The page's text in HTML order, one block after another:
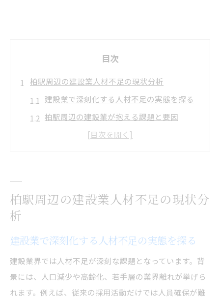
目次
柏駅周辺の建設業人材不足の現状分析
建設業で深刻化する人材不足の実態を探る
柏駅周辺の建設業が抱える課題と要因
建設業の人手不足が地域に及ぼす影響とは
建設業における労働力不足の今と今後を展
若手が建設業を敬遠する要因を考察
若手離れが進む建設業のイメージと実態の
ギャップ
柏駅周辺の建設業人材不足の現状分
析
建設業で深刻化する人材不足の実態を探る
建設業界では人材不足が深刻な課題となっています。背
景には、人口減少や高齢化、若手層の業界離れが挙げら
れます。例えば、従来の採用活動だけでは人員確保が難